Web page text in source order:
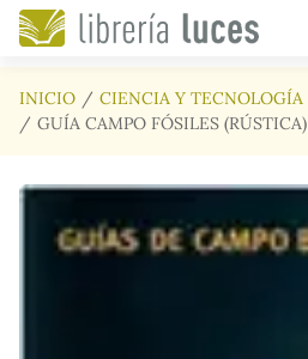
Saltar al contenido principal
INICIO CIENCIA Y TECNOLOGÍA
GUÍA CAMPO FÓSILES (RÚSTICA)